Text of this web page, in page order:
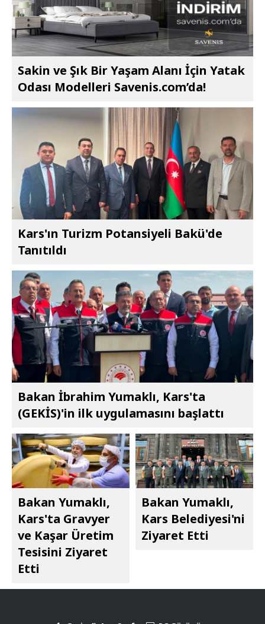
Sakin ve Şık Bir Yaşam Alanı İçin Yatak
Odası Modelleri Savenis.com’da!
Kars'ın Turizm Potansiyeli Bakü'de
Tanıtıldı
Bakan İbrahim Yumaklı, Kars'ta
(GEKİS)'in ilk uygulamasını başlattı
Bakan Yumaklı,
Kars'ta Gravyer
ve Kaşar Üretim
Tesisini Ziyaret
Etti
Bakan Yumaklı,
Kars Belediyesi'ni
Ziyaret Etti